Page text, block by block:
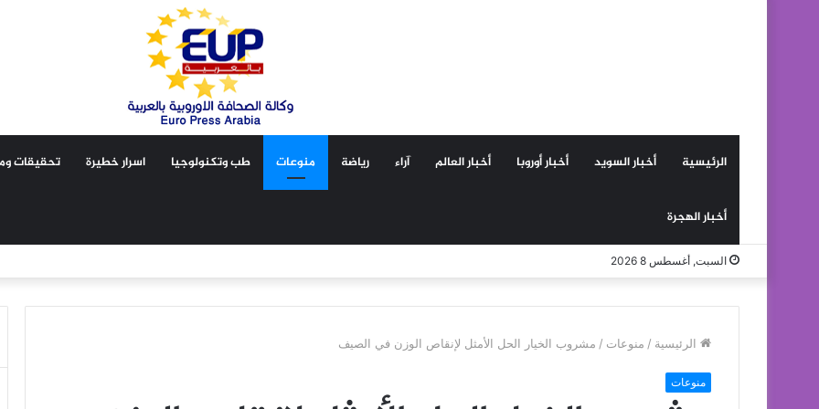
الرئيسية أخبار السويد أخبار أوروبا أخبار العالم آراء رياضة منوعات طب وتكنولوجيا اسرار خطيرة تحقيقات
أخبار الهجرة
السبت, أغسطس 8 2026
الرئيسية / منوعات / مشروب الخيار الحل الأمثل لإنقاص الوزن في الصيف
منوعات